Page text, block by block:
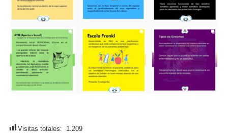
Visitas totales: 1.209